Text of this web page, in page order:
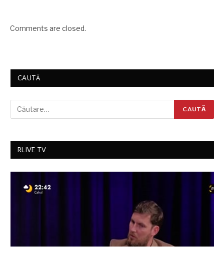
Comments are closed.
CAUTĂ
RLIVE TV